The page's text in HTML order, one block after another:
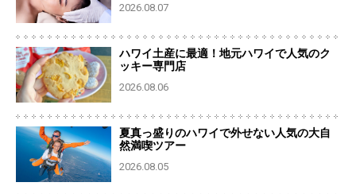
2026.08.07
ハワイ土産に最適！地元ハワイで人気のク
ッキー専門店
2026.08.06
夏真っ盛りのハワイで外せない人気の大自
然満喫ツアー
2026.08.05